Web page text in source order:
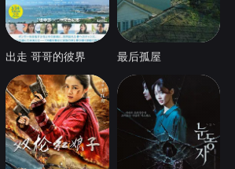
出走 哥哥的彼界 最后孤屋